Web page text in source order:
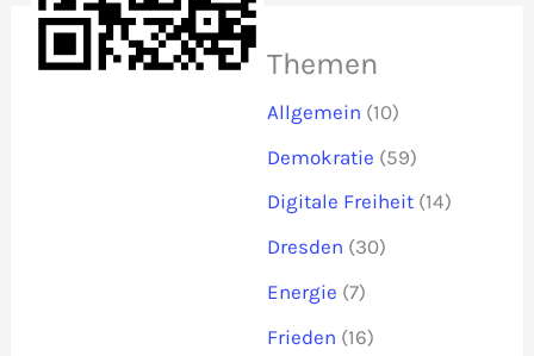
Themen
Allgemein (10)
Demokratie (59)
Digitale Freiheit (14)
Dresden (30)
Energie (7)
Frieden (16)